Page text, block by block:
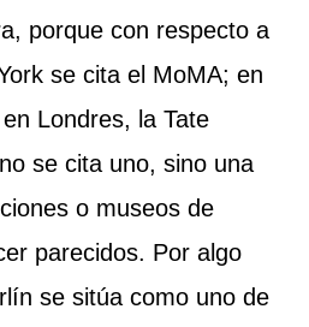
porque con respecto a
se cita el MoMA; en
Londres, la Tate
se cita uno, sino una
o museos de
parecidos. Por algo
se sitúa como uno de